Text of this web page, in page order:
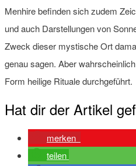
Menhire befinden sich zudem
und auch Darstellungen von
Zweck dieser mystische Ort
genau sagen. Aber
Form heilige Rituale durchgeführt.
Hat dir der Artikel
merken
teilen